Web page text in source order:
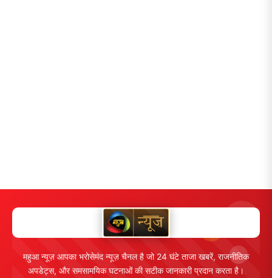
महुआ न्यूज़ आपका भरोसेमंद न्यूज़ चैनल है जो 24 घंटे ताजा खबरें, राजनीतिक
अपडेट्स, और समसामयिक घटनाओं की सटीक जानकारी प्रदान करता है।